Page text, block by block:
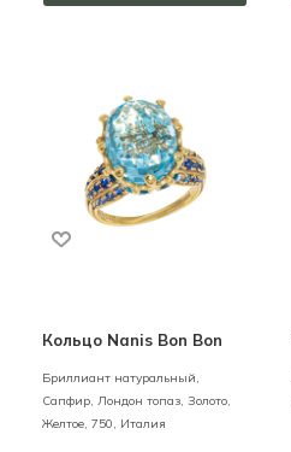
Кольцо Nanis Bon Bon
Бриллиант натуральный,
Сапфир, Лондон топаз, Золото,
Желтое, 750, Италия